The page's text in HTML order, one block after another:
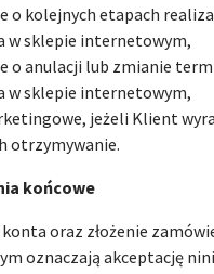
o kolejnych etapach
w sklepie internetowym,
o anulacji lub zmianie
w sklepie internetowym,
jeżeli Klient
otrzymywanie.
końcowe
oraz złożenie
oznaczają akceptację